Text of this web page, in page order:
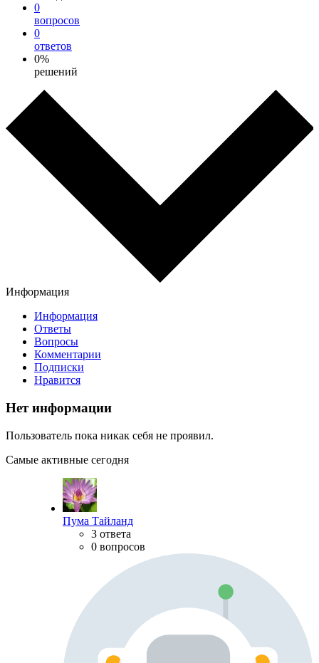
0
вопросов
0
ответов
0%
решений
Информация
Информация
Ответы
Вопросы
Комментарии
Подписки
Нравится
Нет информации
Пользователь пока никак себя не проявил.
Самые активные сегодня
Пума Тайланд
3 ответа
0 вопросов